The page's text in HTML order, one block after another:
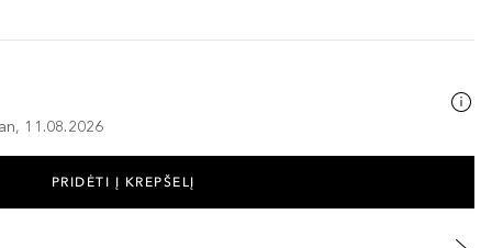
11.08.2026
PRIDĖTI Į KREPŠELĮ